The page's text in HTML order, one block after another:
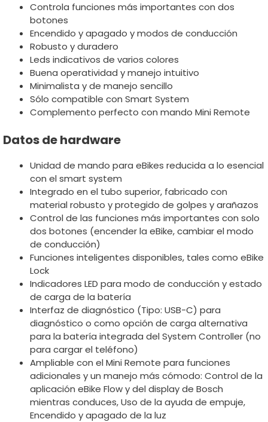
Controla funciones más importantes con dos
botones
Encendido y apagado y modos de conducción
Robusto y duradero
Leds indicativos de varios colores
Buena operatividad y manejo intuitivo
Minimalista y de manejo sencillo
Sólo compatible con Smart System
Complemento perfecto con mando Mini Remote
Datos de hardware
Unidad de mando para eBikes reducida a lo esencial
con el smart system
Integrado en el tubo superior, fabricado con
material robusto y protegido de golpes y arañazos
Control de las funciones más importantes con solo
dos botones (encender la eBike, cambiar el modo
de conducción)
Funciones inteligentes disponibles, tales como eBike
Lock
Indicadores LED para modo de conducción y estado
de carga de la batería
Interfaz de diagnóstico (Tipo: USB-C) para
diagnóstico o como opción de carga alternativa
para la batería integrada del System Controller (no
para cargar el teléfono)
Ampliable con el Mini Remote para funciones
adicionales y un manejo más cómodo: Control de la
aplicación eBike Flow y del display de Bosch
mientras conduces, Uso de la ayuda de empuje,
Encendido y apagado de la luz